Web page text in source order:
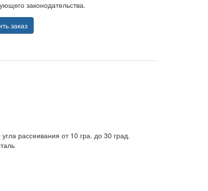
законодательства.
заказ
рассеивания от 10 гра. до 30 град.